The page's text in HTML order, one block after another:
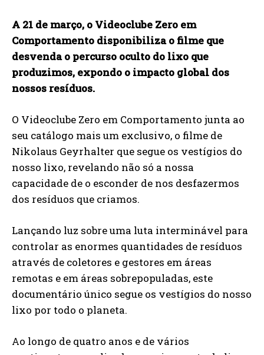
A 21 de março, o Videoclube Zero em
Comportamento disponibiliza o filme que
desvenda o percurso oculto do lixo que
produzimos, expondo o impacto global dos
nossos resíduos.
O Videoclube Zero em Comportamento junta ao
seu catálogo mais um exclusivo, o filme de
Nikolaus Geyrhalter que segue os vestígios do
nosso lixo, revelando não só a nossa
capacidade de o esconder de nos desfazermos
dos resíduos que criamos.
Lançando luz sobre uma luta interminável para
controlar as enormes quantidades de resíduos
através de coletores e gestores em áreas
remotas e em áreas sobrepopuladas, este
documentário único segue os vestígios do nosso
lixo por todo o planeta.
Ao longo de quatro anos e de vários